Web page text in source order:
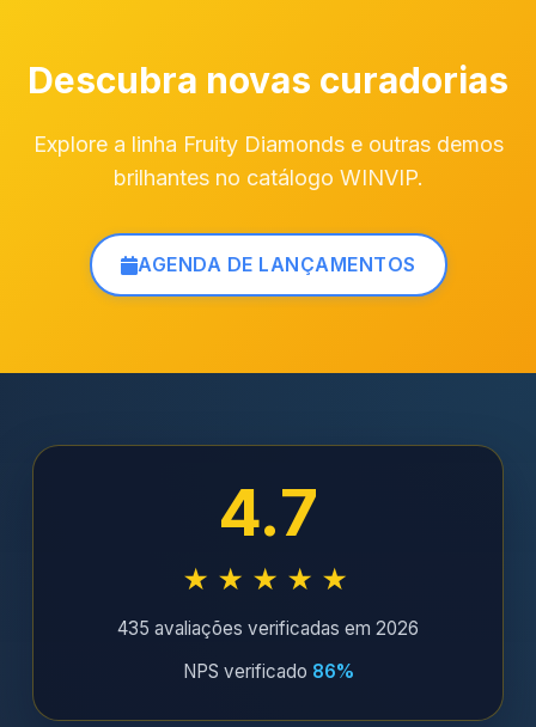
Descubra novas curadorias
Explore a linha Fruity Diamonds e outras demos
brilhantes no catálogo WINVIP.
AGENDA DE LANÇAMENTOS
4.7
★★★★★
435 avaliações verificadas em 2026
NPS verificado 86%